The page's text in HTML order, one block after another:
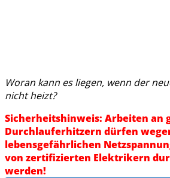
Woran kann es liegen, wenn der
nicht heizt?
Sicherheitshinweis: Arbeiten an
Durchlauferhitzern dürfen
lebensgefährlichen
von zertifizierten Elektrikern
werden!